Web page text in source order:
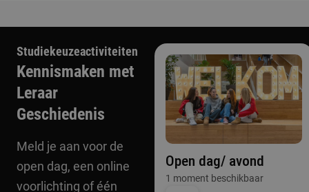
Studiekeuzeactiviteiten
Kennismaken met
Leraar
Geschiedenis
Meld je aan voor de
open dag, een online
voorlichting of één
Open dag/ avond
1 moment beschikbaar